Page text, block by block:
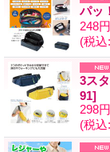
パッ
248円
(税込:
3ス
91]
298円
(税込: